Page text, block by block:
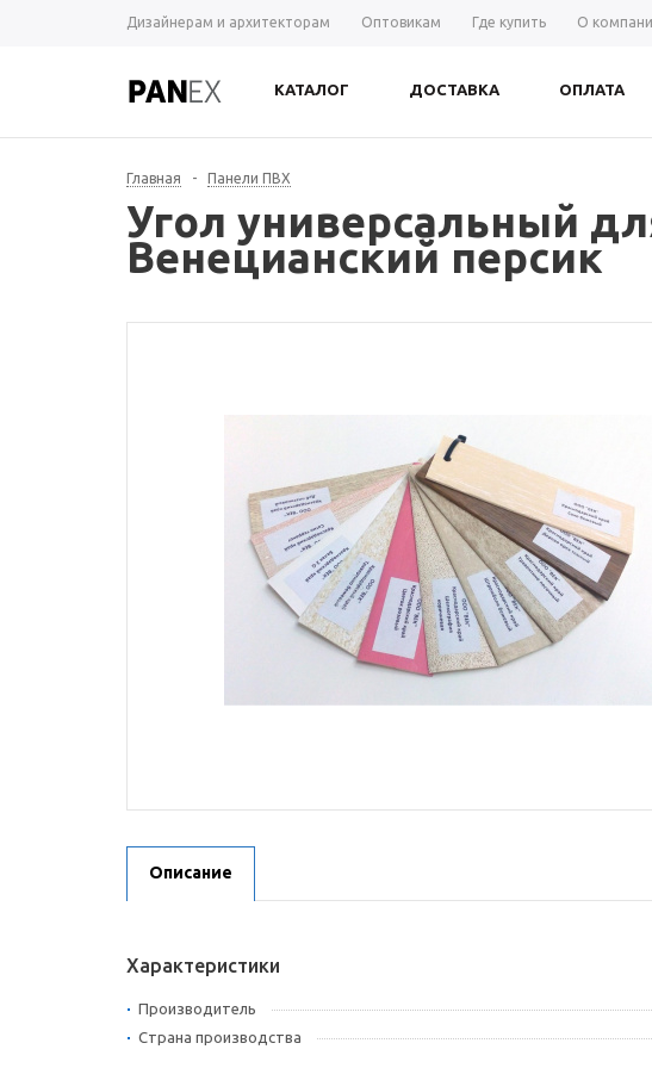
Дизайнерам и архитекторам Оптовикам Где купить О
КАТАЛОГ ДОСТАВКА ОПЛАТА
Главная - Панели ПВХ
Угол универсальный
Венецианский персик
Описание
Характеристики
Производитель
Страна производства